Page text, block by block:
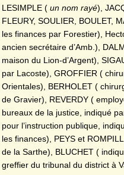
LESIMPLE ( un nom rayé),
FLEURY, SOULIER, BOULET,
les finances par Forestier),
ancien secrétaire d’Amb.),
maison du Lion-d’Argent),
par Lacoste), GROFFIER (
Orientales), BERHOLET (
de Gravier), REVERDY (
bureaux de la justice, indiqué
pour l’instruction publique,
les finances), PEYS et
de la Sarthe), BLUCHET (
greffier du tribunal du district à